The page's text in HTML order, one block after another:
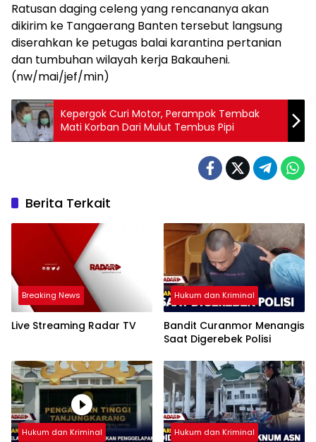
Ratusan daging celeng yang rencananya akan
dikirim ke Tangaerang Banten tersebut langsung
diserahkan ke petugas balai karantina pertanian
dan tumbuhan wilayah kerja Bakauheni.
(nw/mai/jef/min)
Kepergok Curi Motor, Perampok Tembak
Mati Korban Dari Mulut Tembus Pipi
Berita Terkait
Breaking News
Live Streaming Radar TV
Hukum dan Kriminal
Bandit Curanmor Menangis
Saat Digerebek Polisi
Hukum dan Kriminal Hukum dan Kriminal